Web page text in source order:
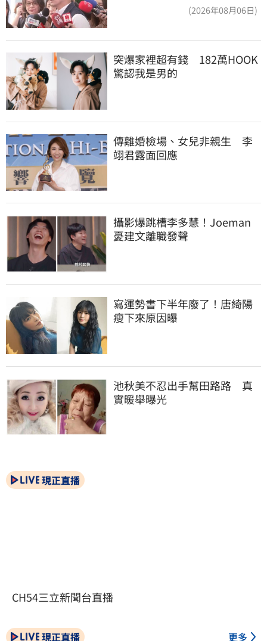
(2026年08月06日)
突爆家裡超有錢　182萬HOOK
驚認我是男的
傳離婚檢場、女兒非親生　李
翊君露面回應
攝影爆跳槽李多慧！Joeman
憂建文離職發聲
寫運勢書下半年廢了！唐綺陽
瘦下來原因曝
池秋美不忍出手幫田路路　真
實暖舉曝光
現正直播
CH54三立新聞台直播
現正直播 更多